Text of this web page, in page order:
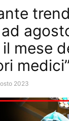
mese
medici”
2023